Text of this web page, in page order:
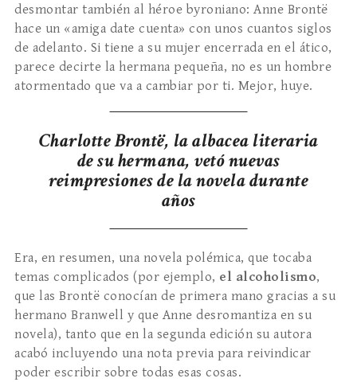
desmontar también al héroe byroniano: Anne Brontë
hace un «amiga date cuenta» con unos cuantos siglos
de adelanto. Si tiene a su mujer encerrada en el ático,
parece decirte la hermana pequeña, no es un hombre
atormentado que va a cambiar por ti. Mejor, huye.
Charlotte Brontë, la albacea literaria
de su hermana, vetó nuevas
reimpresiones de la novela durante
años
Era, en resumen, una novela polémica, que tocaba
temas complicados (por ejemplo, el alcoholismo,
que las Brontë conocían de primera mano gracias a su
hermano Branwell y que Anne desromantiza en su
novela), tanto que en la segunda edición su autora
acabó incluyendo una nota previa para reivindicar
poder escribir sobre todas esas cosas.